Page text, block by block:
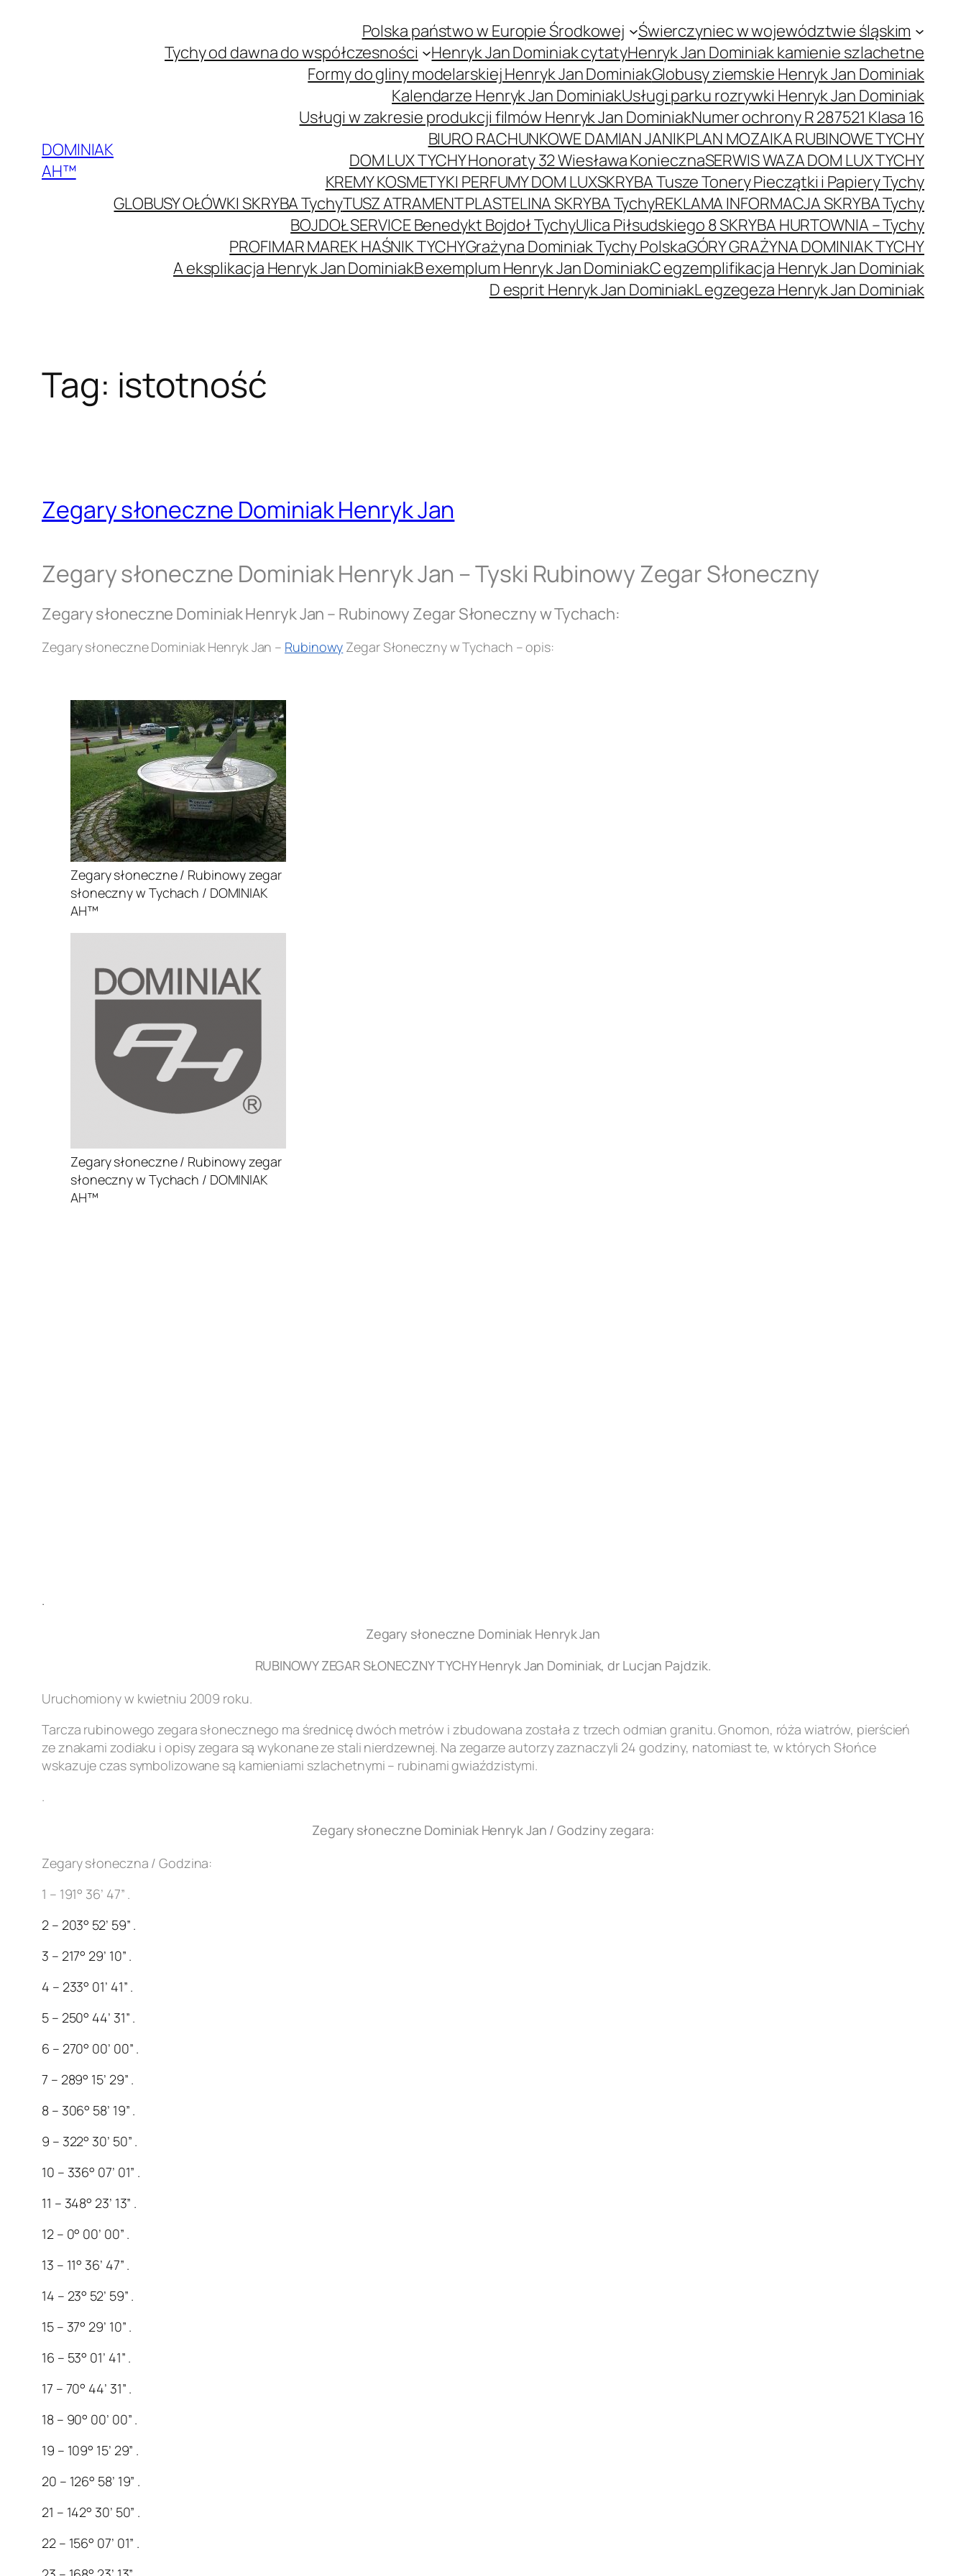
DOMINIAK
AH™
Polska państwo w Europie Środkowej
Świerczyniec w województwie śląskim
Tychy od dawna do współczesności
Henryk Jan Dominiak cytatyHenryk Jan Dominiak kamienie szlachetne
Formy do gliny modelarskiej Henryk Jan DominiakGlobusy ziemskie Henryk Jan Dominiak
Kalendarze Henryk Jan DominiakUsługi parku rozrywki Henryk Jan Dominiak
Usługi w zakresie produkcji filmów Henryk Jan DominiakNumer ochrony R 287521 Klasa 16
BIURO RACHUNKOWE DAMIAN JANIKPLAN MOZAIKA RUBINOWE TYCHY
DOM LUX TYCHY Honoraty 32 Wiesława KoniecznaSERWIS WAZA DOM LUX TYCHY
KREMY KOSMETYKI PERFUMY DOM LUXSKRYBA Tusze Tonery Pieczątki i Papiery Tychy
GLOBUSY OŁÓWKI SKRYBA TychyTUSZ ATRAMENT PLASTELINA SKRYBA TychyREKLAMA INFORMACJA SKRYBA Tychy
BOJDOŁ SERVICE Benedykt Bojdoł TychyUlica Piłsudskiego 8 SKRYBA HURTOWNIA – Tychy
PROFIMAR MAREK HAŚNIK TYCHYGrażyna Dominiak Tychy PolskaGÓRY GRAŻYNA DOMINIAK TYCHY
A eksplikacja Henryk Jan DominiakB exemplum Henryk Jan DominiakC egzemplifikacja Henryk Jan Dominiak
D esprit Henryk Jan DominiakL egzegeza Henryk Jan Dominiak
Tag: istotność
Zegary słoneczne Dominiak Henryk Jan
Zegary słoneczne Dominiak Henryk Jan – Tyski Rubinowy Zegar Słoneczny
Zegary słoneczne Dominiak Henryk Jan – Rubinowy Zegar Słoneczny w Tychach:
Zegary słoneczne Dominiak Henryk Jan – Rubinowy Zegar Słoneczny w Tychach – opis:
Zegary słoneczne / Rubinowy zegar
słoneczny w Tychach / DOMINIAK
AH™
Zegary słoneczne / Rubinowy zegar
słoneczny w Tychach / DOMINIAK
AH™
.
Zegary słoneczne Dominiak Henryk Jan
RUBINOWY ZEGAR SŁONECZNY TYCHY Henryk Jan Dominiak, dr Lucjan Pajdzik.
Uruchomiony w kwietniu 2009 roku.
Tarcza rubinowego zegara słonecznego ma średnicę dwóch metrów i zbudowana została z trzech odmian granitu. Gnomon, róża wiatrów, pierścień
ze znakami zodiaku i opisy zegara są wykonane ze stali nierdzewnej. Na zegarze autorzy zaznaczyli 24 godziny, natomiast te, w których Słońce
wskazuje czas symbolizowane są kamieniami szlachetnymi – rubinami gwiaździstymi.
.
Zegary słoneczne Dominiak Henryk Jan / Godziny zegara:
Zegary słoneczna / Godzina:
1 – 191° 36’ 47” .
2 – 203° 52’ 59” .
3 – 217° 29’ 10” .
4 – 233° 01’ 41” .
5 – 250° 44’ 31” .
6 – 270° 00’ 00” .
7 – 289° 15’ 29” .
8 – 306° 58’ 19” .
9 – 322° 30’ 50” .
10 – 336° 07’ 01” .
11 – 348° 23’ 13” .
12 – 0° 00’ 00” .
13 – 11° 36’ 47” .
14 – 23° 52’ 59” .
15 – 37° 29’ 10” .
16 – 53° 01’ 41” .
17 – 70° 44’ 31” .
18 – 90° 00’ 00” .
19 – 109° 15’ 29” .
20 – 126° 58’ 19” .
21 – 142° 30’ 50” .
22 – 156° 07’ 01” .